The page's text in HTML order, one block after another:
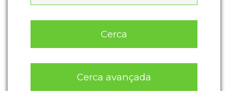
Cerca
Cerca avançada